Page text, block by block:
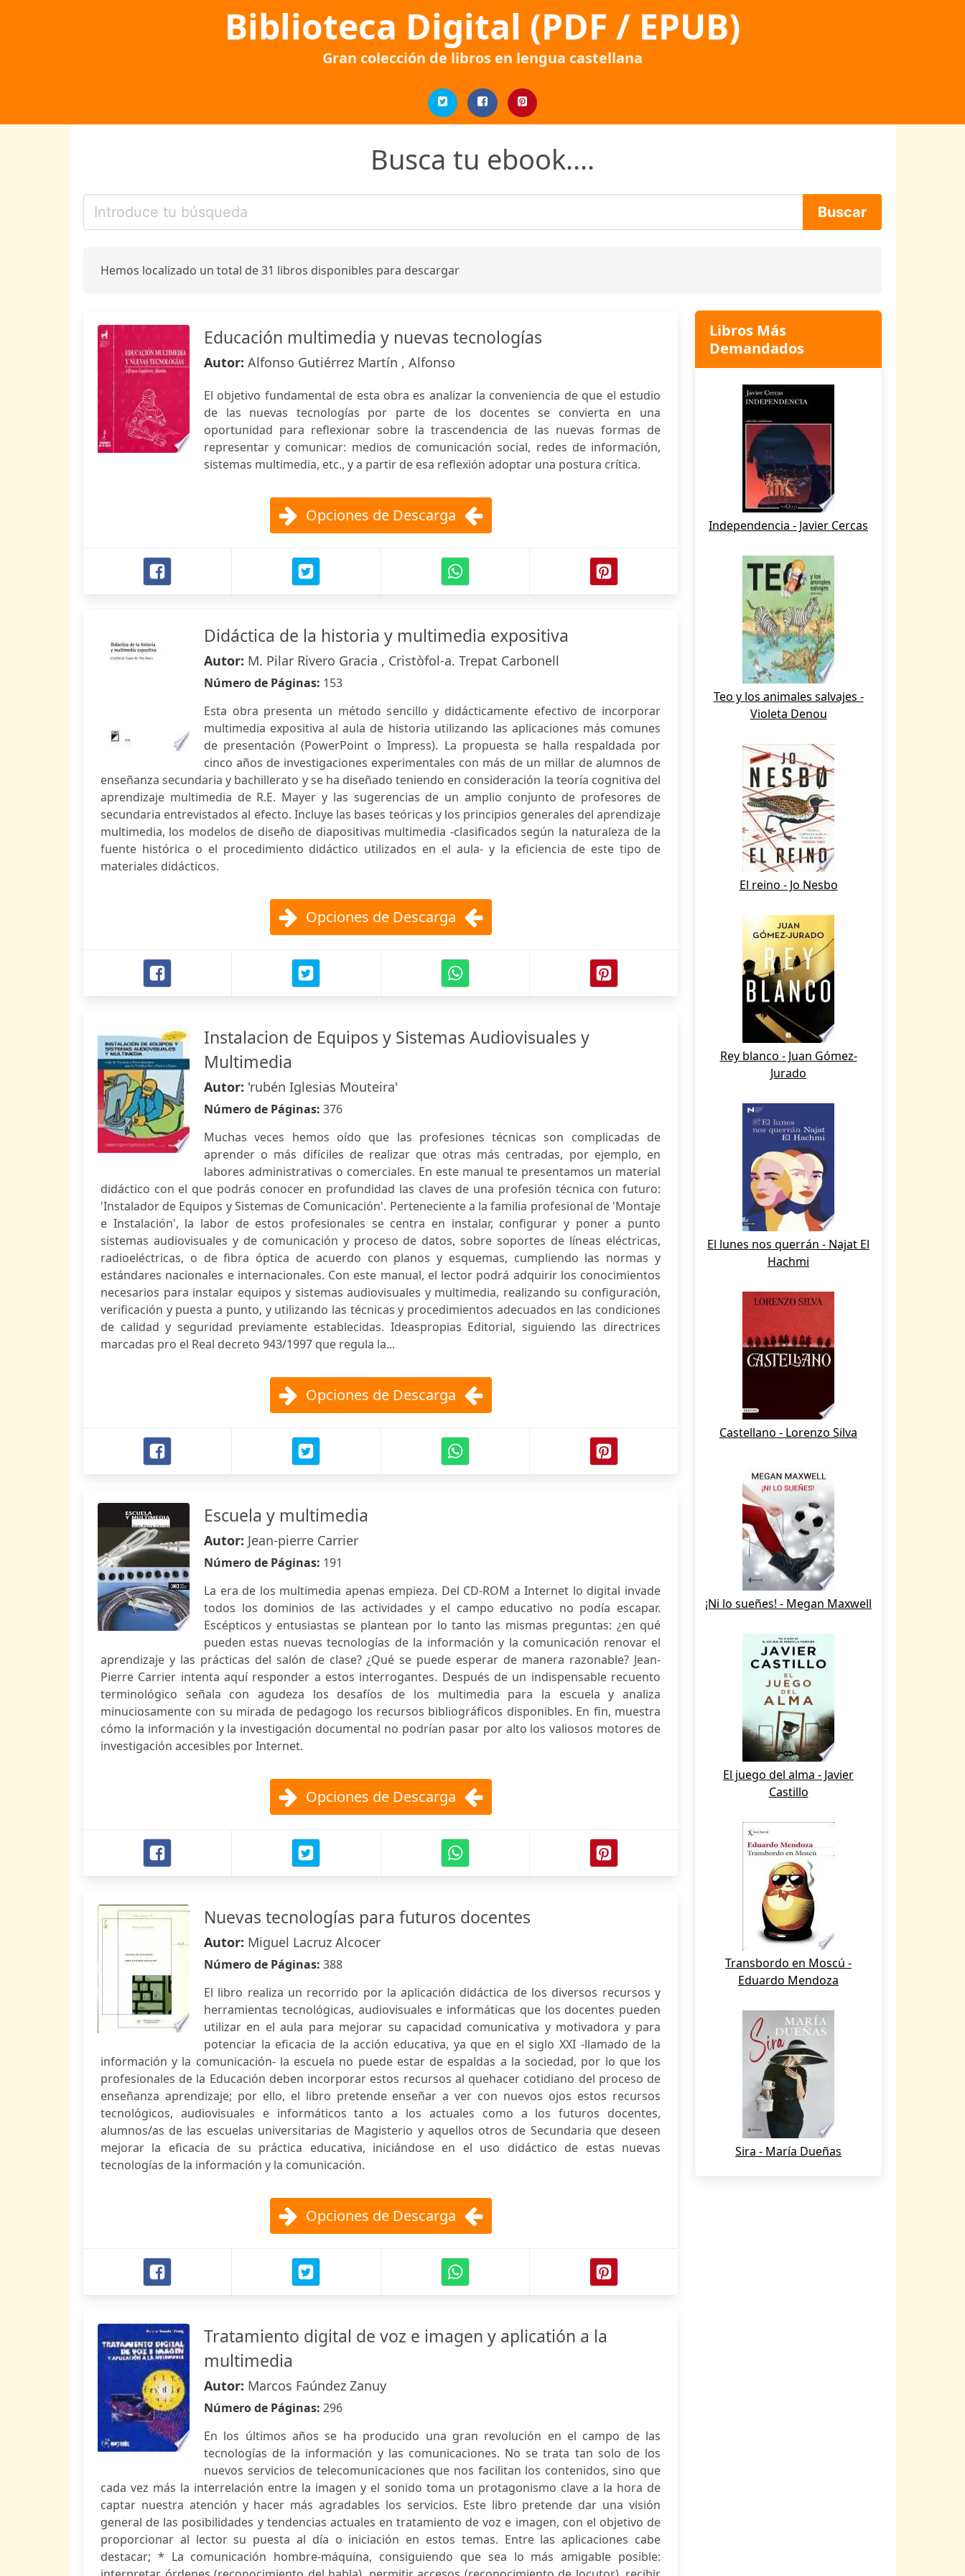
Biblioteca Digital (PDF / EPUB)
Gran colección de libros en lengua castellana
Busca tu ebook....
Hemos localizado un total de 31 libros disponibles para descargar
Educación multimedia y nuevas tecnologías
Autor: Alfonso Gutiérrez Martín , Alfonso
El objetivo fundamental de esta obra es analizar la conveniencia de que el estudio
de las nuevas tecnologías por parte de los docentes se convierta en una
oportunidad para reflexionar sobre la trascendencia de las nuevas formas de
representar y comunicar: medios de comunicación social, redes de información,
sistemas multimedia, etc., y a partir de esa reflexión adoptar una postura crítica.
Opciones de Descarga
Didáctica de la historia y multimedia expositiva
Autor: M. Pilar Rivero Gracia , Cristòfol-a. Trepat Carbonell
Número de Páginas: 153
Esta obra presenta un método sencillo y didácticamente efectivo de incorporar
multimedia expositiva al aula de historia utilizando las aplicaciones más comunes
de presentación (PowerPoint o Impress). La propuesta se halla respaldada por
cinco años de investigaciones experimentales con más de un millar de alumnos de
enseñanza secundaria y bachillerato y se ha diseñado teniendo en consideración la teoría cognitiva del
aprendizaje multimedia de R.E. Mayer y las sugerencias de un amplio conjunto de profesores de
secundaria entrevistados al efecto. Incluye las bases teóricas y los principios generales del aprendizaje
multimedia, los modelos de diseño de diapositivas multimedia -clasificados según la naturaleza de la
fuente histórica o el procedimiento didáctico utilizados en el aula- y la eficiencia de este tipo de
materiales didácticos.
Opciones de Descarga
Instalacion de Equipos y Sistemas Audiovisuales y
Multimedia
Autor: 'rubén Iglesias Mouteira'
Número de Páginas: 376
Muchas veces hemos oído que las profesiones técnicas son complicadas de
aprender o más difíciles de realizar que otras más centradas, por ejemplo, en
labores administrativas o comerciales. En este manual te presentamos un material
didáctico con el que podrás conocer en profundidad las claves de una profesión técnica con futuro:
'Instalador de Equipos y Sistemas de Comunicación'. Perteneciente a la familia profesional de 'Montaje
e Instalación', la labor de estos profesionales se centra en instalar, configurar y poner a punto
sistemas audiovisuales y de comunicación y proceso de datos, sobre soportes de líneas eléctricas,
radioeléctricas, o de fibra óptica de acuerdo con planos y esquemas, cumpliendo las normas y
estándares nacionales e internacionales. Con este manual, el lector podrá adquirir los conocimientos
necesarios para instalar equipos y sistemas audiovisuales y multimedia, realizando su configuración,
verificación y puesta a punto, y utilizando las técnicas y procedimientos adecuados en las condiciones
de calidad y seguridad previamente establecidas. Ideaspropias Editorial, siguiendo las directrices
marcadas pro el Real decreto 943/1997 que regula la...
Opciones de Descarga
Escuela y multimedia
Autor: Jean-pierre Carrier
Número de Páginas: 191
La era de los multimedia apenas empieza. Del CD-ROM a Internet lo digital invade
todos los dominios de las actividades y el campo educativo no podía escapar.
Escépticos y entusiastas se plantean por lo tanto las mismas preguntas: ¿en qué
pueden estas nuevas tecnologías de la información y la comunicación renovar el
aprendizaje y las prácticas del salón de clase? ¿Qué se puede esperar de manera razonable? Jean-
Pierre Carrier intenta aquí responder a estos interrogantes. Después de un indispensable recuento
terminológico señala con agudeza los desafíos de los multimedia para la escuela y analiza
minuciosamente con su mirada de pedagogo los recursos bibliográficos disponibles. En fin, muestra
cómo la información y la investigación documental no podrían pasar por alto los valiosos motores de
investigación accesibles por Internet.
Opciones de Descarga
Nuevas tecnologías para futuros docentes
Autor: Miguel Lacruz Alcocer
Número de Páginas: 388
El libro realiza un recorrido por la aplicación didáctica de los diversos recursos y
herramientas tecnológicas, audiovisuales e informáticas que los docentes pueden
utilizar en el aula para mejorar su capacidad comunicativa y motivadora y para
potenciar la eficacia de la acción educativa, ya que en el siglo XXI -llamado de la
información y la comunicación- la escuela no puede estar de espaldas a la sociedad, por lo que los
profesionales de la Educación deben incorporar estos recursos al quehacer cotidiano del proceso de
enseñanza aprendizaje; por ello, el libro pretende enseñar a ver con nuevos ojos estos recursos
tecnológicos, audiovisuales e informáticos tanto a los actuales como a los futuros docentes,
alumnos/as de las escuelas universitarias de Magisterio y aquellos otros de Secundaria que deseen
mejorar la eficacia de su práctica educativa, iniciándose en el uso didáctico de estas nuevas
tecnologías de la información y la comunicación.
Opciones de Descarga
Tratamiento digital de voz e imagen y aplicatión a la
multimedia
Autor: Marcos Faúndez Zanuy
Número de Páginas: 296
En los últimos años se ha producido una gran revolución en el campo de las
tecnologías de la información y las comunicaciones. No se trata tan solo de los
nuevos servicios de telecomunicaciones que nos facilitan los contenidos, sino que
cada vez más la interrelación entre la imagen y el sonido toma un protagonismo clave a la hora de
captar nuestra atención y hacer más agradables los servicios. Este libro pretende dar una visión
general de las posibilidades y tendencias actuales en tratamiento de voz e imagen, con el objetivo de
proporcionar al lector su puesta al día o iniciación en estos temas. Entre las aplicaciones cabe
destacar; * La comunicación hombre-máquina, consiguiendo que sea lo más amigable posible:
Libros Más
Demandados
Independencia - Javier Cercas
Teo y los animales salvajes -
Violeta Denou
El reino - Jo Nesbo
Rey blanco - Juan Gómez-
Jurado
El lunes nos querrán - Najat El
Hachmi
Castellano - Lorenzo Silva
¡Ni lo sueñes! - Megan Maxwell
El juego del alma - Javier
Castillo
Transbordo en Moscú -
Eduardo Mendoza
Sira - María Dueñas